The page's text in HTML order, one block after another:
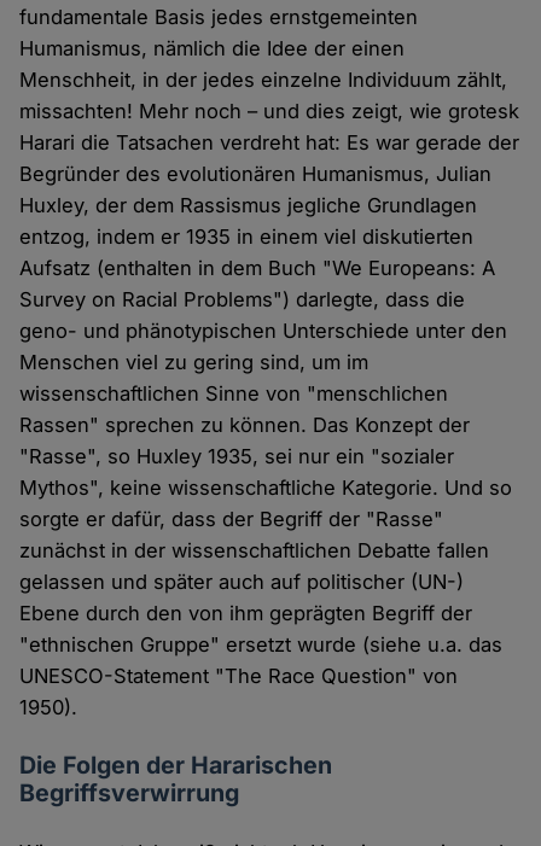
fundamentale Basis jedes ernstgemeinten
Humanismus, nämlich die Idee der einen
Menschheit, in der jedes einzelne Individuum zählt,
missachten! Mehr noch – und dies zeigt, wie grotesk
Harari die Tatsachen verdreht hat: Es war gerade der
Begründer des evolutionären Humanismus, Julian
Huxley, der dem Rassismus jegliche Grundlagen
entzog, indem er 1935 in einem viel diskutierten
Aufsatz (enthalten in dem Buch "We Europeans: A
Survey on Racial Problems") darlegte, dass die
geno- und phänotypischen Unterschiede unter den
Menschen viel zu gering sind, um im
wissenschaftlichen Sinne von "menschlichen
Rassen" sprechen zu können. Das Konzept der
"Rasse", so Huxley 1935, sei nur ein "sozialer
Mythos", keine wissenschaftliche Kategorie. Und so
sorgte er dafür, dass der Begriff der "Rasse"
zunächst in der wissenschaftlichen Debatte fallen
gelassen und später auch auf politischer (UN-)
Ebene durch den von ihm geprägten Begriff der
"ethnischen Gruppe" ersetzt wurde (siehe u.a. das
UNESCO-Statement "The Race Question" von
1950).
Die Folgen der Hararischen
Begriffsverwirrung